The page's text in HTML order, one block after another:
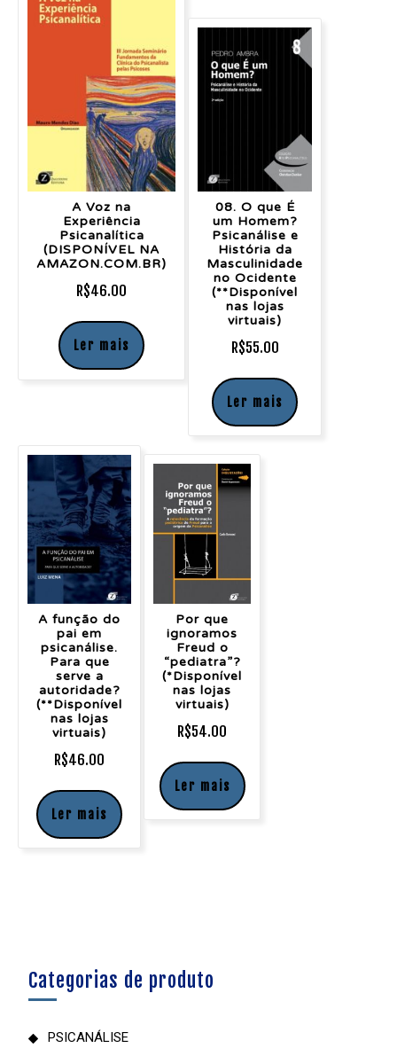
A Voz na
Experiência
Psicanalítica
(DISPONÍVEL NA
AMAZON.COM.BR)
R$46.00
Ler mais
08. O que É
um Homem?
Psicanálise e
História da
Masculinidade
no Ocidente
(**Disponível
nas lojas
virtuais)
R$55.00
Ler mais
A função do
pai em
psicanálise.
Para que
serve a
autoridade?
(**Disponível
nas lojas
virtuais)
R$46.00
Ler mais
Por que
ignoramos
Freud o
“pediatra”?
(*Disponível
nas lojas
virtuais)
R$54.00
Ler mais
Categorias de produto
PSICANÁLISE